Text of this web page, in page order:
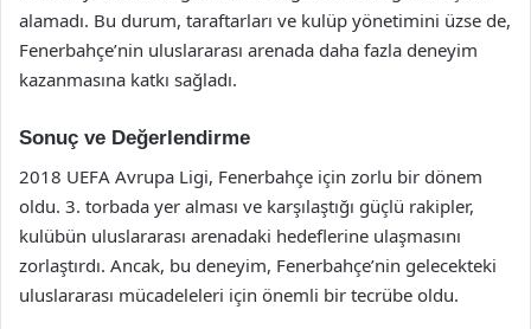
alamadı. Bu durum, taraftarları ve kulüp yönetimini üzse de,
Fenerbahçe’nin uluslararası arenada daha fazla deneyim
kazanmasına katkı sağladı.
Sonuç ve Değerlendirme
2018 UEFA Avrupa Ligi, Fenerbahçe için zorlu bir dönem
oldu. 3. torbada yer alması ve karşılaştığı güçlü rakipler,
kulübün uluslararası arenadaki hedeflerine ulaşmasını
zorlaştırdı. Ancak, bu deneyim, Fenerbahçe’nin gelecekteki
uluslararası mücadeleleri için önemli bir tecrübe oldu.